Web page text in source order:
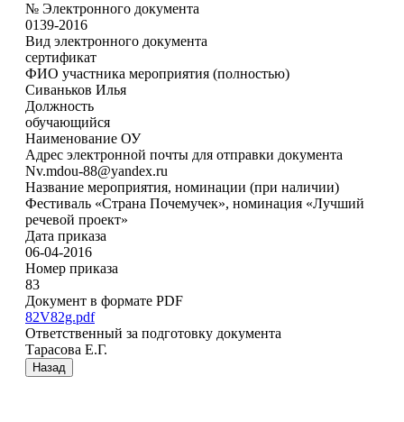
№ Электронного документа
0139-2016
Вид электронного документа
сертификат
ФИО участника мероприятия (полностью)
Сиваньков Илья
Должность
обучающийся
Наименование ОУ
Адрес электронной почты для отправки документа
Nv.mdou-88@yandex.ru
Название мероприятия, номинации (при наличии)
Фестиваль «Страна Почемучек», номинация «Лучший
речевой проект»
Дата приказа
06-04-2016
Номер приказа
83
Документ в формате PDF
82V82g.pdf
Ответственный за подготовку документа
Тарасова Е.Г.
Назад